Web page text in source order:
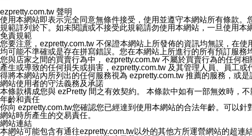
您同意本公司網站，透過您所提供的郵件地址與您取得聯絡並傳送
停止接收這些資料或電子郵件。
十五、訊息通知
本公司/本服務將以通知型訊息傳送重要訊息給您。即使未加入本公
本公司/本服務傳送之通知型訊息以對您有效且重要的訊息為限，以
1.LINE 帳號設定的電話號碼與本公司/本服務所傳來的電話號碼比對
2.該 LINE 帳號已在 LINE APP 設定中，同意接收通知型訊息。
3.LINE 帳號未封鎖傳送訊息之 LINE 官方帳號。
欲變更通知型訊息的設定，操作如下：
1.點選「主頁」＞「設定」
2.點選「隱私設定」
3.點選「提供使用資料」
4.點選「LINE通知型訊息」
5.開關「接收LINE通知型訊息」
❗️關閉「接收通知型訊息」後，將不會接收到來自任何企業官方帳號
ezpretty.com.tw 聲明
使用本網站即表示完全同意無條件接受，使用並遵守本網站所有條款
規範詳列於下。如未閱讀或不接受此規範請勿使用本網站，一旦使用本
免責規範
您要注意，ezpretty.com.tw 不保證本網站上所發佈的資訊均無誤，在
均可能不準確或是存在拼寫錯誤。您在本網站上所進行的所有預訂服
您與店家之間的買賣行為中， ezpretty.com.tw 不屬於買賣行為的任何
產生或導致的任何損失或損害，ezpretty.com.tw 及其管理人員、員工
得將本網站內所列出的任何服務視為 ezpretty.com.tw 推薦的服務，或
網站使用者的守法義務及承諾
本條款構成您與 ezPretty 間之有效契約。 本條款中如有一部無效時，
年齡和責任
你向 ezpretty.com.tw您確認您已經達到使用本網站的合法年齡。可以
網站時所產生的交易責任。
網站連結
本網站可能包含有通往ezpretty.com.tw以外的其他方所運營網站的超